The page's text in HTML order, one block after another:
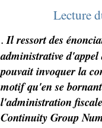
Lecture
. Il ressort des
administrative
pouvait invoquer la
motif qu'en se
l'administration
Continuity Group